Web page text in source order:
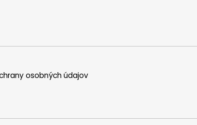
osobných údajov